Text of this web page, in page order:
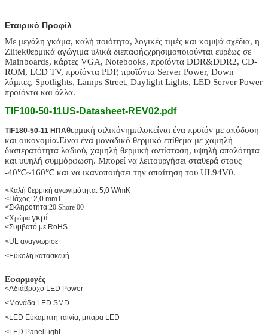
Εταιρικό Προφίλ
Με μεγάλη γκάμα, καλή ποιότητα, λογικές τιμές και κομψά σχέδια, η
Ziitekθερμικά αγώγιμα υλικά διεπαφήςχρησιμοποιούνται ευρέως σε
Mainboards, κάρτες VGA, Notebooks, προϊόντα DDR&DDR2, CD-
ROM, LCD TV, προϊόντα PDP, προϊόντα Server Power, Down
λάμπες, Spotlights, Lamps Street, Daylight Lights, LED Server Power
προϊόντα και άλλα.
TIF100-50-11US-Datasheet-REV02.pdf
TIF180-50-11 ΗΠΑθερμική σιλικόνημπλοκείναι ένα προϊόν με απόδοση
και οικονομία.Είναι ένα μοναδικό θερμικό επίθεμα με χαμηλή
διαπερατότητα λαδιού, χαμηλή θερμική αντίσταση, υψηλή απαλότητα
και υψηλή συμμόρφωση. Μπορεί να λειτουργήσει σταθερά στους
-40℃~160℃ και να ικανοποιήσει την απαίτηση του UL94V0.
<Καλή θερμική αγωγιμότητα: 5,0 W/mK
<Πάχος: 2,0 mmT
<Σκληρότητα:20 Shore 00
<Χρώμα:γκρί
<Συμβατό με RoHS
<UL αναγνώρισε
<Εύκολη κατασκευή
Εφαρμογές
<Αδιάβροχο LED Power
<Μονάδα LED SMD
<LED Εύκαμπτη ταινία, μπάρα LED
<LED PanelLight